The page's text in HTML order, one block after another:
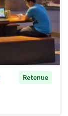
Retenue